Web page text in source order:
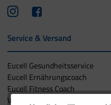
Service & Versand
Eucell Gesundheitsservice
Eucell Ernährungscoach
Eucell Fitness Coach
Versandbedingungen